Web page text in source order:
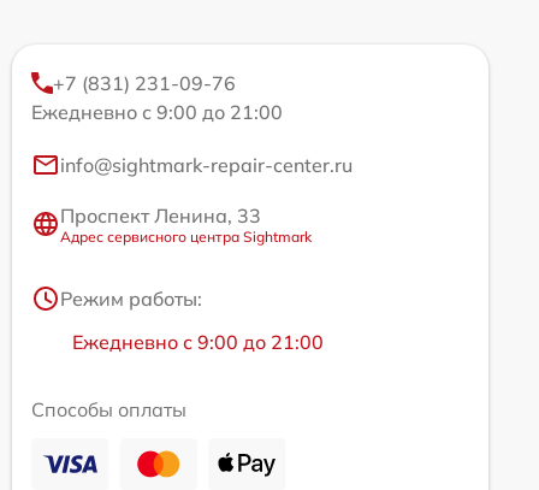
+7 (831) 231-09-76
Ежедневно с 9:00 до 21:00
info@sightmark-repair-center.ru
Проспект Ленина, 33
Адрес сервисного центра Sightmark
Режим работы:
Ежедневно с 9:00 до 21:00
Способы оплаты